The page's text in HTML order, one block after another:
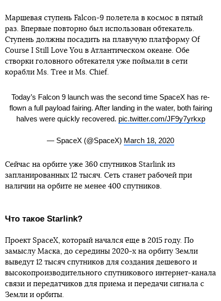
Маршевая ступень Falcon-9 полетела в космос в пятый
раз. Впервые повторно был использован обтекатель.
Ступень должны посадить на плавучую платформу Of
Course I Still Love You в Атлантическом океане. Обе
створки головного обтекателя уже поймали в сети
корабли Ms. Tree и Ms. Chief.
Today’s Falcon 9 launch was the second time SpaceX has re-
flown a full payload fairing. After landing in the water, both fairing
halves were quickly recovered. pic.twitter.com/JF9y7yrkxp
— SpaceX (@SpaceX) March 18, 2020
Сейчас на орбите уже 360 спутников Starlink из
запланированных 12 тысяч. Сеть станет рабочей при
наличии на орбите не менее 400 спутников.
Что такое Starlink?
Проект SpaceX, который начался еще в 2015 году. По
замыслу Маска, до середины 2020-х на орбиту Земли
выведут 12 тысяч спутников для создания дешевого и
высокопроизводительного спутникового интернет-канала
связи и передатчиков для приема и передачи сигнала с
Земли и орбиты.